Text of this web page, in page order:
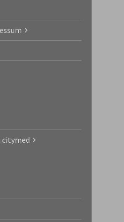
citymed